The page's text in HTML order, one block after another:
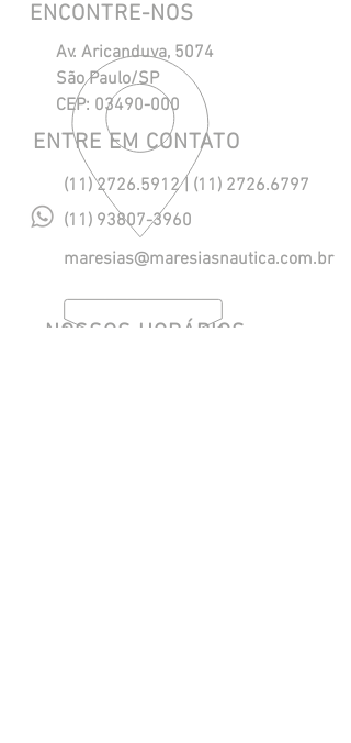
ENCONTRE-NOS
Av. Aricanduva, 5074
São Paulo/SP
CEP: 03490-000
ENTRE EM CONTATO
(11) 2726.5912| (11) 2726.6797
(11) 93807-3960
maresias@maresiasnautica.com.br
Política de Privacidade
NOSSOS HORÁRIOS